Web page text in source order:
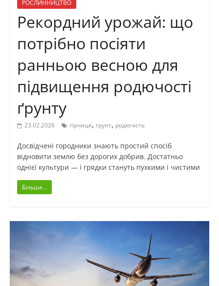
РОСЛИННИЦТВО
Рекордний урожай: що
потрібно посіяти
ранньою весною для
підвищення родючості
ґрунту
23.02.2026 гірчиця, грунт, родючість
Досвідчені городники знають простий спосіб
відновити землю без дорогих добрив. Достатньо
однієї культури — і грядки стануть пухкими і чистими
Більше...